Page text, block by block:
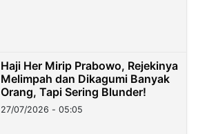
Haji Her Mirip Prabowo, Rejekinya
Melimpah dan Dikagumi Banyak
Orang, Tapi Sering Blunder!
27/07/2026 - 05:05